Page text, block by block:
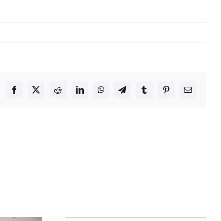
Facebook
X RedditLinkedInWhatsAppTelegramTumblrPinterestEmail